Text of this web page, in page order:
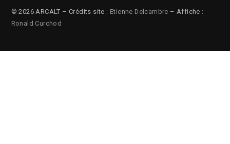
© 2026 ARCALT – Crédits site : Etienne Delcambre – Affiche :
Ronald Curchod